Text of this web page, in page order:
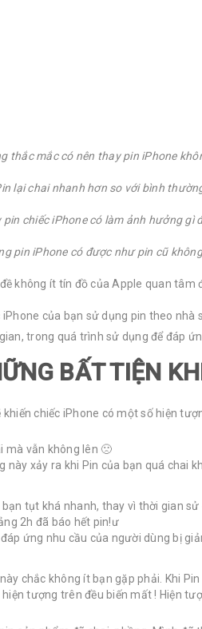
thắc mắc có nên thay pin iPhone
lại chai nhanh hơn so với bình
pin chiếc iPhone có làm ảnh hưởng gì
pin iPhone có được như pin cũ
không ít tín đồ của Apple quan tâm
iPhone của bạn sử dụng pin theo
trong quá trình sử dụng để đáp
BẤT TIỆN
khiến chiếc iPhone có một số hiện
mà vẫn không lên 🙁
này xảy ra khi Pin của bạn quá chai
bạn tụt khá nhanh, thay vì thời gian
2h đã báo hết pin!ư
ứng nhu cầu của người dùng bị
chắc không ít bạn gặp phải. Khi
hiện tượng trên đều biến mất ! Hiện